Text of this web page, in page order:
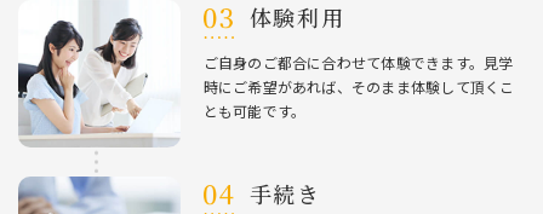
体験利⽤
ご⾃⾝のご都合に合わせて体験できます。⾒学
時にご希望があれば、そのまま体験して頂くこ
とも可能です。
⼿続き